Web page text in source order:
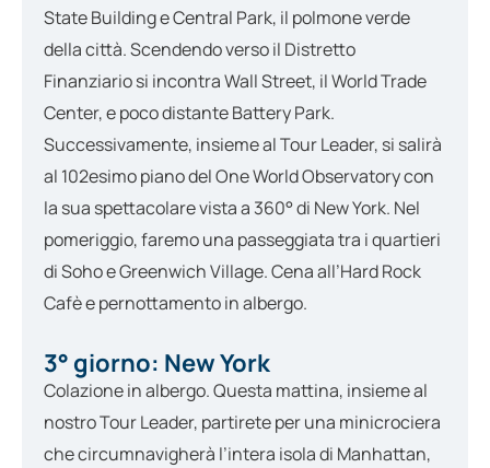
State Building e Central Park, il polmone verde
della città. Scendendo verso il Distretto
Finanziario si incontra Wall Street, il World Trade
Center, e poco distante Battery Park.
Successivamente, insieme al Tour Leader, si salirà
al 102esimo piano del One World Observatory con
la sua spettacolare vista a 360° di New York. Nel
pomeriggio, faremo una passeggiata tra i quartieri
di Soho e Greenwich Village. Cena all’Hard Rock
Cafè e pernottamento in albergo.
3° giorno: New York
Colazione in albergo. Questa mattina, insieme al
nostro Tour Leader, partirete per una minicrociera
che circumnavigherà l’intera isola di Manhattan,